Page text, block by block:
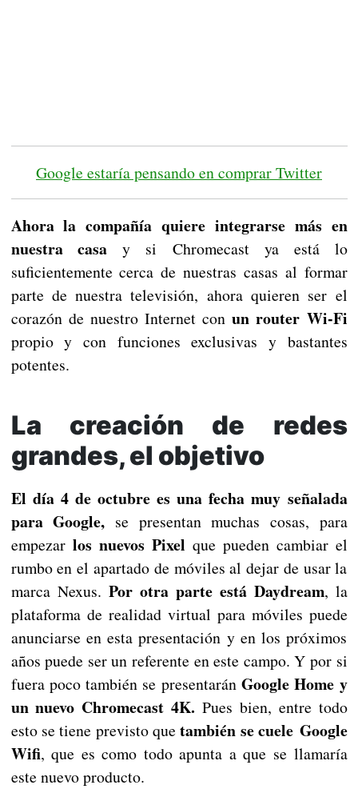
Google estaría pensando en comprar Twitter
Ahora la compañía quiere integrarse más en
nuestra casa y si Chromecast ya está lo
suficientemente cerca de nuestras casas al formar
parte de nuestra televisión, ahora quieren ser el
corazón de nuestro Internet con un router Wi-Fi
propio y con funciones exclusivas y bastantes
potentes.
La creación de redes
grandes, el objetivo
El día 4 de octubre es una fecha muy señalada
para Google, se presentan muchas cosas, para
empezar los nuevos Pixel que pueden cambiar el
rumbo en el apartado de móviles al dejar de usar la
marca Nexus. Por otra parte está Daydream, la
plataforma de realidad virtual para móviles puede
anunciarse en esta presentación y en los próximos
años puede ser un referente en este campo. Y por si
fuera poco también se presentaránGoogle Home y
un nuevo Chromecast 4K. Pues bien, entre todo
esto se tiene previsto quetambién se cuele Google
Wifi, que es como todo apunta a que se llamaría
este nuevo producto.